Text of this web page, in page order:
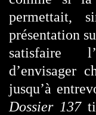
permettait,
présentation
satisfaire
d’envisager
jusqu’à
Dossier 137